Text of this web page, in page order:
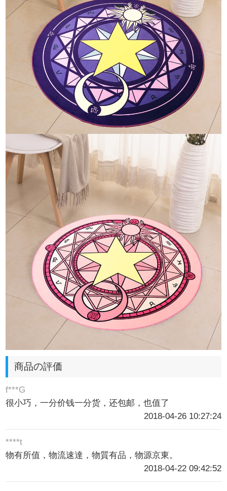
商品の評価
f***G
很小巧，一分价钱一分货，还包邮，也值了
2018-04-26 10:27:24
****t
物有所值，物流速達，物質有品，物源京東。
2018-04-22 09:42:52